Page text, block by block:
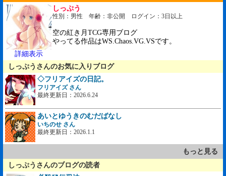
詳細表示
しっぷう
性別：男性 年齢：非公開 ログイン：3日以上
空の紅き月TCG専用ブログ
やってる作品はWS.Chaos.VG.VSです。
しっぷうさんのお気に入りブログ
◇フリアイズの日記。
フリアイズ さん
最終更新日：2026.6.24
あいとゆうきのむだばなし
いちのせ さん
最終更新日：2026.1.1
もっと見る
しっぷうさんのブログの読者